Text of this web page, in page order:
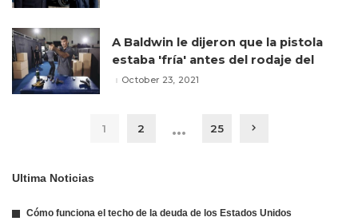
A Baldwin le dijeron que la pistola
estaba 'fría' antes del rodaje del
October 23, 2021
1 2 … 25
Ultima Noticias
Cómo funciona el techo de la deuda de los Estados Unidos